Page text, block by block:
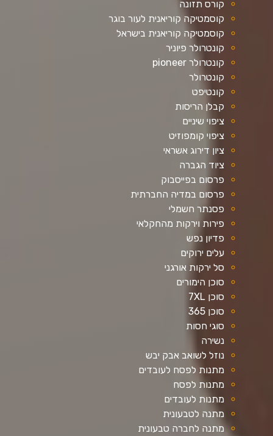
קורס תזונה
קוסמטיקה קוריאנית לעור בוגר
קוסמטיקה קוריאנית בישראל
קונטרולר פיוניר
קונטרולר pioneer
קונטרולר
קונטיפט
קבלן הריסות
ציפוי שיניים
ציפוי קומפוזיט
ציון דירוג אשראי
ציוד הגברה
פרסום בפייסבוק
פרסום במדיה החברתית
פסנתר חשמלי
פירות וירקות מהחקלאי
פדיון נפש
עלים ירוקים
סל ירקות אורגני
סוכן הימורים
סוכן 7XL
סוכן 365
סוגי חסות
נשירה
נוזל לשואב אבק יבש
מתנות לפסח לעובדים
מתנות לפסח
מתנות לעובדים
מתנה לטבעונית
מתנה לחברה טבעונית